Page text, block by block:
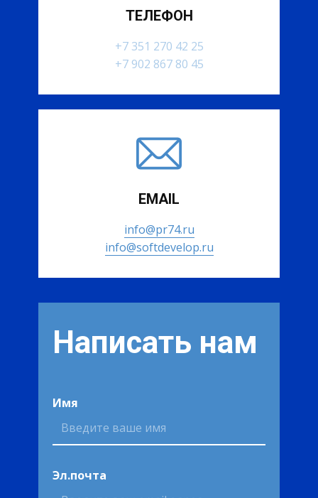
ТЕЛЕФОН
+7 351 270 42 25
+7 902 867 80 45
EMAIL
info@pr74.ru
info@softdevelop.ru
Написать нам
Имя
Эл.почта